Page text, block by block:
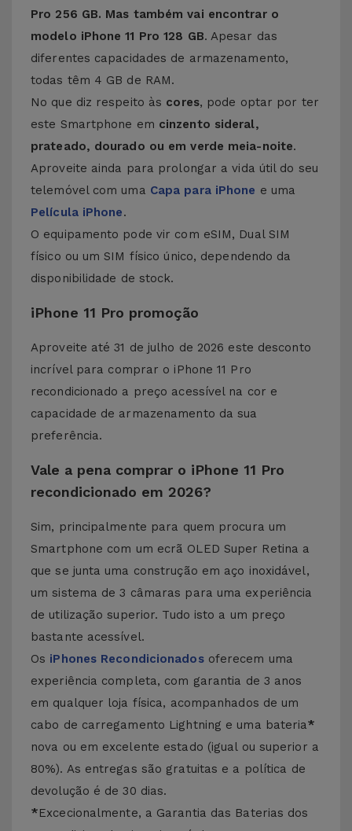
Pro 256 GB. Mas também vai encontrar o
modelo iPhone 11 Pro 128 GB. Apesar das
diferentes capacidades de armazenamento,
todas têm 4 GB de RAM.
No que diz respeito às cores, pode optar por ter
este Smartphone em cinzento sideral,
prateado, dourado ou em verde meia-noite.
Aproveite ainda para prolongar a vida útil do seu
telemóvel com uma Capa para iPhone e uma
Película iPhone.
O equipamento pode vir com eSIM, Dual SIM
físico ou um SIM físico único, dependendo da
disponibilidade de stock.
iPhone 11 Pro promoção
Aproveite até 31 de julho de 2026 este desconto
incrível para comprar o iPhone 11 Pro
recondicionado a preço acessível na cor e
capacidade de armazenamento da sua
preferência.
Vale a pena comprar o iPhone 11 Pro
recondicionado em 2026?
Sim, principalmente para quem procura um
Smartphone com um ecrã OLED Super Retina a
que se junta uma construção em aço inoxidável,
um sistema de 3 câmaras para uma experiência
de utilização superior. Tudo isto a um preço
bastante acessível.
Os iPhones Recondicionadosoferecem uma
experiência completa, com garantia de 3 anos
em qualquer loja física, acompanhados de um
cabo de carregamento Lightning e uma bateria*
nova ou em excelente estado (igual ou superior a
80%). As entregas são gratuitas e a política de
devolução é de 30 dias.
*Excecionalmente, a Garantia das Baterias dos